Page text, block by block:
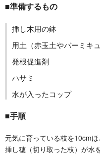
■準備するもの
挿し木用の鉢
用土（赤玉土やバーミキ
発根促進剤
ハサミ
水が入ったコップ
■手順
元気に育っている枝を10cm
挿し穂（切り取った枝）が水